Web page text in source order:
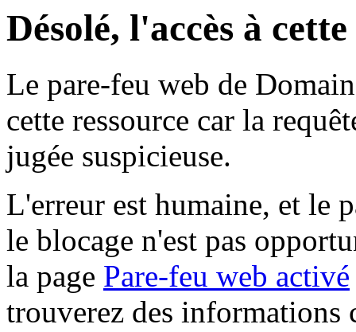
Désolé, l'accès à
Le pare-feu web de
cette ressource car la
jugée suspicieuse.
L'erreur est humaine, et le
le blocage n'est pas
la page Pare-feu web activé
trouverez des informations